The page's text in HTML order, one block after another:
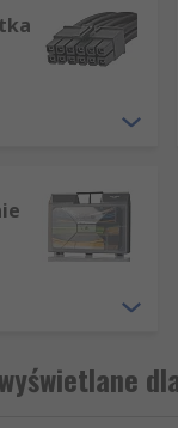
uzasadnione
zasilania